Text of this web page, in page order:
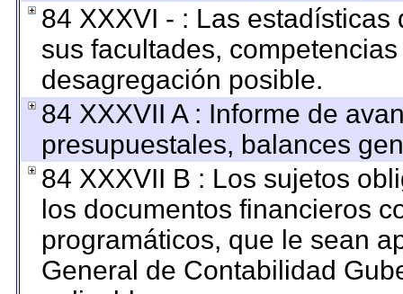
84 XXXVI - : Las
sus facultades,
desagregación posible.
84 XXXVII A : Informe de
presupuestales, balances
84 XXXVII B : Los sujetos
los documentos financieros
programáticos, que le sean
General de Contabilidad